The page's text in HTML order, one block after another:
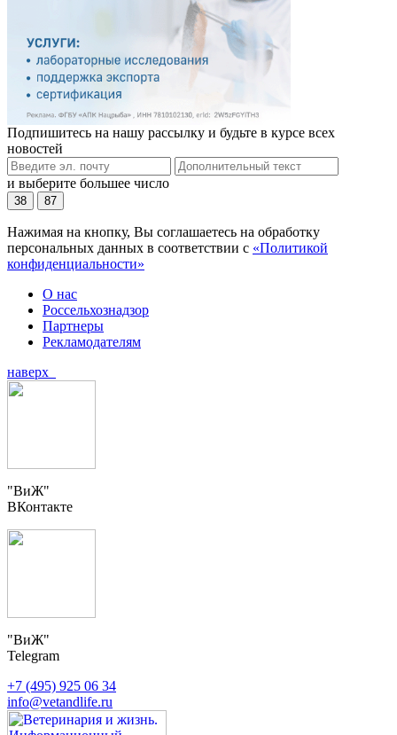
Подпишитесь на нашу рассылку и будьте в курсе всех
новостей
и выберите большее число
38 87
Нажимая на кнопку, Вы соглашаетесь на обработку
персональных данных в соответствии с «Политикой
конфиденциальности»
О нас
Россельхознадзор
Партнеры
Рекламодателям
наверх
"ВиЖ"
ВКонтакте
"ВиЖ"
Telegram
+7 (495) 925 06 34
info@vetandlife.ru